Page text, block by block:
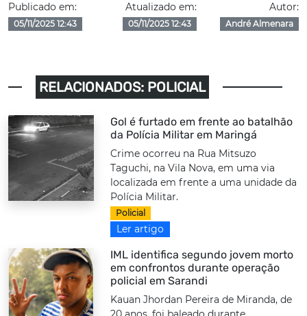
Publicado em:
05/11/2025 12:43
Atualizado em:
05/11/2025 12:43
Autor:
André Almenara
RELACIONADOS: POLICIAL
Gol é furtado em frente ao batalhão
da Polícia Militar em Maringá
Crime ocorreu na Rua Mitsuzo
Taguchi, na Vila Nova, em uma via
localizada em frente a uma unidade da
Polícia Militar.
Policial
Ler artigo
IML identifica segundo jovem morto
em confrontos durante operação
policial em Sarandi
Kauan Jhordan Pereira de Miranda, de